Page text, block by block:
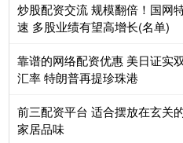
炒股配资交流 规模翻倍！国网
速 多股业绩有望高增长(名单)
靠谱的网络配资优惠 美日证实
汇率 特朗普再提珍珠港
前三配资平台 适合摆放在玄关
家居品味